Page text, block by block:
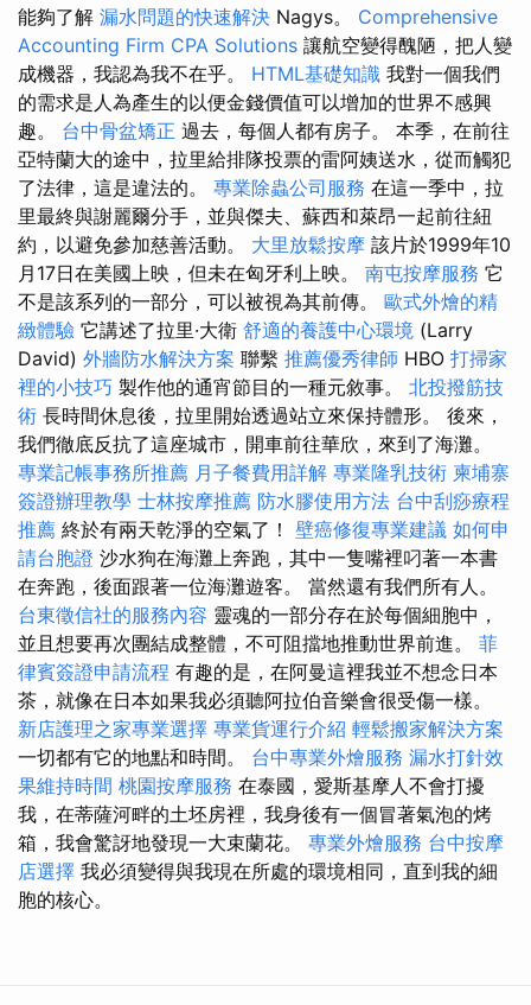
能夠了解 漏水問題的快速解決 Nagys。 Comprehensive
Accounting Firm CPA Solutions 讓航空變得醜陋，把人變
成機器，我認為我不在乎。 HTML基礎知識 我對一個我們
的需求是人為產生的以便金錢價值可以增加的世界不感興
趣。 台中骨盆矯正 過去，每個人都有房子。 本季，在前往
亞特蘭大的途中，拉里給排隊投票的雷阿姨送水，從而觸犯
了法律，這是違法的。 專業除蟲公司服務 在這一季中，拉
里最終與謝麗爾分手，並與傑夫、蘇西和萊昂一起前往紐
約，以避免參加慈善活動。 大里放鬆按摩 該片於1999年10
月17日在美國上映，但未在匈牙利上映。 南屯按摩服務 它
不是該系列的一部分，可以被視為其前傳。 歐式外燴的精
緻體驗 它講述了拉里·大衛 舒適的養護中心環境 (Larry
David) 外牆防水解決方案 聯繫 推薦優秀律師 HBO 打掃家
裡的小技巧 製作他的通宵節目的一種元敘事。 北投撥筋技
術 長時間休息後，拉里開始透過站立來保持體形。 後來，
我們徹底反抗了這座城市，開車前往華欣，來到了海灘。
專業記帳事務所推薦 月子餐費用詳解 專業隆乳技術 柬埔寨
簽證辦理教學 士林按摩推薦 防水膠使用方法 台中刮痧療程
推薦 終於有兩天乾淨的空氣了！ 壁癌修復專業建議 如何申
請台胞證 沙水狗在海灘上奔跑，其中一隻嘴裡叼著一本書
在奔跑，後面跟著一位海灘遊客。 當然還有我們所有人。
台東徵信社的服務內容 靈魂的一部分存在於每個細胞中，
並且想要再次團結成整體，不可阻擋地推動世界前進。 菲
律賓簽證申請流程 有趣的是，在阿曼這裡我並不想念日本
茶，就像在日本如果我必須聽阿拉伯音樂會很受傷一樣。
新店護理之家專業選擇 專業貨運行介紹 輕鬆搬家解決方案
一切都有它的地點和時間。 台中專業外燴服務 漏水打針效
果維持時間 桃園按摩服務 在泰國，愛斯基摩人不會打擾
我，在蒂薩河畔的土坯房裡，我身後有一個冒著氣泡的烤
箱，我會驚訝地發現一大束蘭花。 專業外燴服務 台中按摩
店選擇 我必須變得與我現在所處的環境相同，直到我的細
胞的核心。